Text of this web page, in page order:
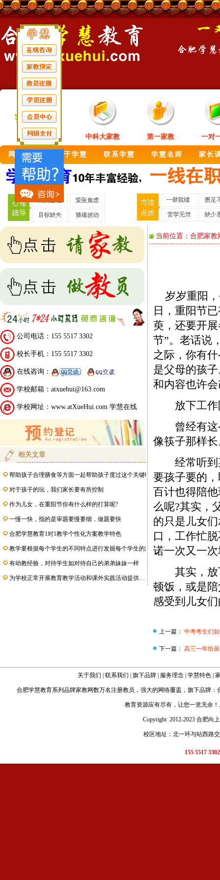
中科大家教 第一家教 一对
网站首页 关于学慧 联系学慧 学慧名师 家长
公司电话：155 5517 3302
校长手机：155 5517 3302
在线咨询：
学校邮箱：atxuehui@163.com
学校网址：www.atXueHui.com 学慧在线
相关文章
帮助孩子合理膳食等方面一起帮助孩子度过这个关键时期
对于孩子的玩，我们家长要有所控制
作为儿女，在重阳节你有什么样的打算呢?
一慢一快，指的是审题要慢要细，做题要快
合肥学慧教育1对1教学个性化方案教学特色
教学要根据每个学生的不同特点进行发掘每个学生的潜力
有幼教经验，对待学生如对待自己的弟弟妹妹一样
为学校正常开展教育教学活动和课外实践活动提供…
当前位置： 合肥家教
岁岁重阳，
日，重阳节
萸，还要开
节”。老话说
之际，你有
是父母的孩
和内容也许
放下工作
曾经有这么
像筷子那样
经常听到某
要孩子要的
百计也得陪
么呢?其实，
的只是儿女
口，工作忙
诺一次又一
其实，放下
顿饭，或是
感受到儿女
上一篇： 中考考生们
下一篇： 高三一年给
关于我们 联系我们 旗下品牌 服务理念 学慧特色
合肥学慧教育系列品牌家教网数万名注册教员，强大的网络覆盖，旗下品牌：
教育资源应有尽有，让您一览无余
Copyright 2012-2023 合肥向
校区地址：北一环与站西路
155 5517